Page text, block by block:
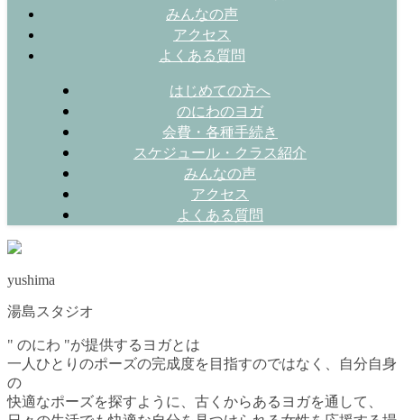
みんなの声
アクセス
よくある質問
はじめての方へ
のにわのヨガ
会費・各種手続き
スケジュール・クラス紹介
みんなの声
アクセス
よくある質問
yushima
湯島スタジオ
" のにわ "が提供するヨガとは
一人ひとりのポーズの完成度を目指すのではなく、自分自身
の
快適なポーズを探すように、古くからあるヨガを通して、